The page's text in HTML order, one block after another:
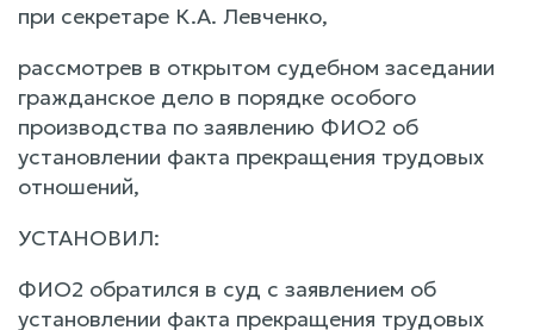
при секретаре К.А. Левченко,
рассмотрев в открытом судебном заседании
гражданское дело в порядке особого
производства по заявлению ФИО2 об
установлении факта прекращения трудовых
отношений,
УСТАНОВИЛ:
ФИО2 обратился в суд с заявлением об
установлении факта прекращения трудовых